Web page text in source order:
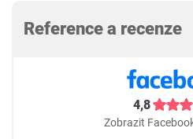
Reference a recenze
4,8
Zobrazit